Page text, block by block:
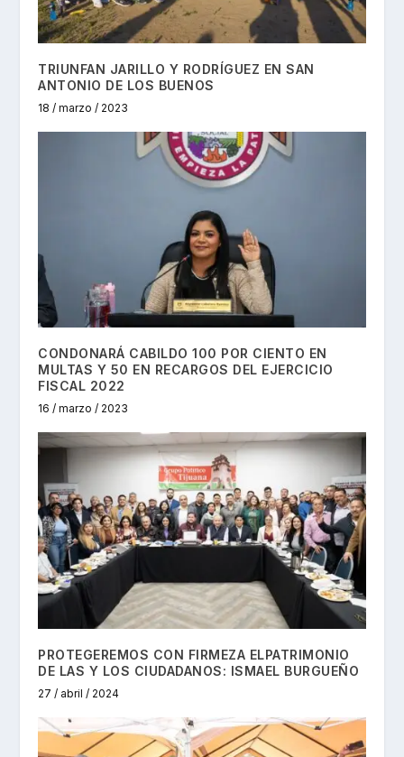
TRIUNFAN JARILLO Y RODRÍGUEZ EN SAN
ANTONIO DE LOS BUENOS
18 / marzo / 2023
CONDONARÁ CABILDO 100 POR CIENTO EN
MULTAS Y 50 EN RECARGOS DEL EJERCICIO
FISCAL 2022
16 / marzo / 2023
PROTEGEREMOS CON FIRMEZA ELPATRIMONIO
DE LAS Y LOS CIUDADANOS: ISMAEL BURGUEÑO
27 / abril / 2024